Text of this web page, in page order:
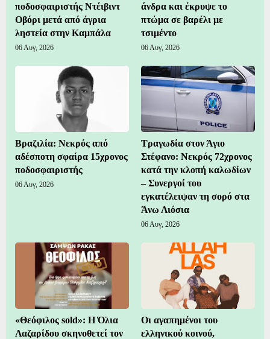
ποδοσφαιριστής Ντέιβιντ
Οβόρι μετά από άγρια
ληστεία στην Καμπάλα
06 Αυγ, 2026
άνδρα και έκρυψε το
πτώμα σε βαρέλι με
τσιμέντο
06 Αυγ, 2026
Βραζιλία: Νεκρός από
αδέσποτη σφαίρα 15χρονος
ποδοσφαιριστής
06 Αυγ, 2026
Τραγωδία στον Άγιο
Στέφανο: Νεκρός 72χρονος
κατά την κλοπή καλωδίων
– Συνεργοί του
εγκατέλειψαν τη σορό στα
Άνω Λιόσια
06 Αυγ, 2026
«Θεόφιλος sold»: Η Όλια
Λαζαρίδου σκηνοθετεί τον
Οι αγαπημένοι του
ελληνικού κοινού,